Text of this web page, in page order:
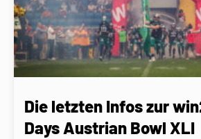
Die letzten Infos zur
Days Austrian Bowl XLI